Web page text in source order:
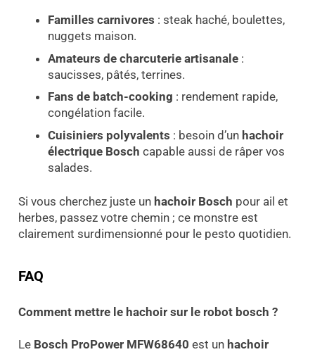
Familles carnivores : steak haché, boulettes,
nuggets maison.
Amateurs de charcuterie artisanale :
saucisses, pâtés, terrines.
Fans de batch-cooking : rendement rapide,
congélation facile.
Cuisiniers polyvalents : besoin d’un hachoir
électrique Bosch capable aussi de râper vos
salades.
Si vous cherchez juste unhachoir Bosch pour ail et
herbes, passez votre chemin ; ce monstre est
clairement surdimensionné pour le pesto quotidien.
FAQ
Comment mettre le hachoir sur le robot bosch ?
Le Bosch ProPower MFW68640 est un hachoir